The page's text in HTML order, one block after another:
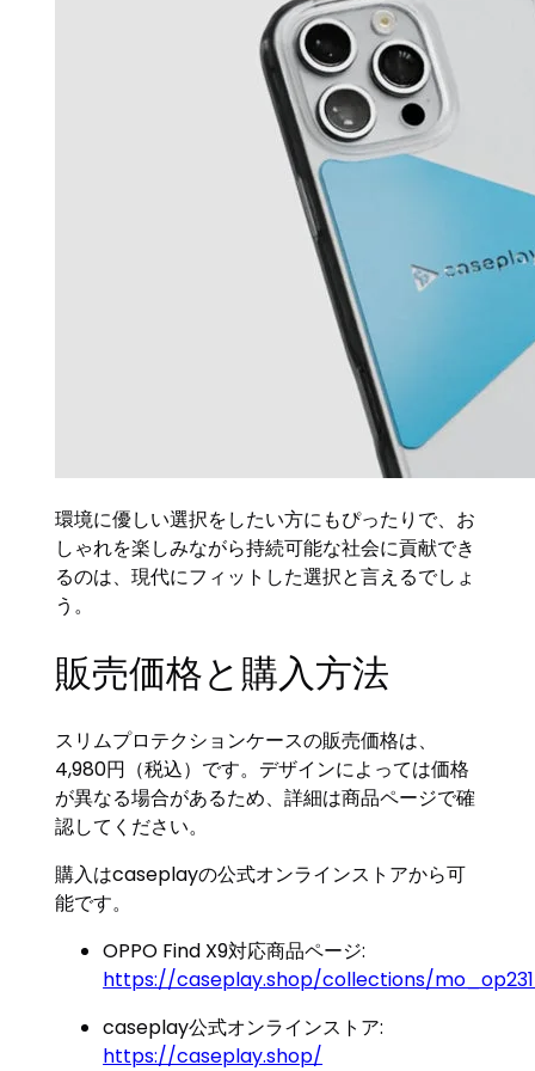
環境に優しい選択をしたい方にもぴったりで、お
しゃれを楽しみながら持続可能な社会に貢献でき
るのは、現代にフィットした選択と言えるでしょ
う。
販売価格と購入方法
スリムプロテクションケースの販売価格は、
4,980円（税込）です。デザインによっては価格
が異なる場合があるため、詳細は商品ページで確
認してください。
購入はcaseplayの公式オンラインストアから可
能です。
OPPO Find X9対応商品ページ:
https://caseplay.shop/collections/
caseplay公式オンラインストア:
https://caseplay.shop/